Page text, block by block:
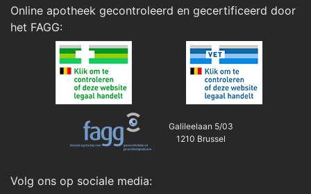
Online apotheek gecontroleerd en gecertificeerd door
het FAGG:
Galileelaan 5/03
1210 Brussel
Volg ons op sociale media: